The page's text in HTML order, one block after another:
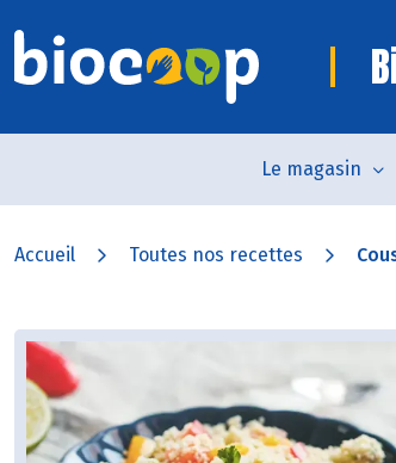
Le magasin
Accueil Toutes nos recettes